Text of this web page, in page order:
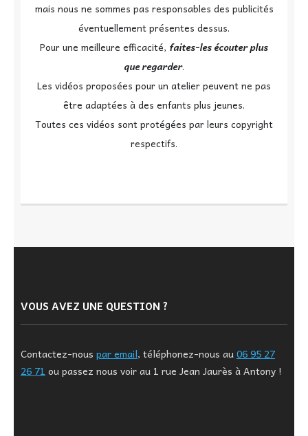
mais nous ne sommes pas responsables des publicités
éventuellement présentes dessus.
Pour une meilleure efficacité, faites-les écouter plus
que regarder.
Les vidéos proposées pour un atelier peuvent ne pas
être adaptées à des enfants plus jeunes.
Toutes ces vidéos sont protégées par leurs copyright
respectifs.
VOUS AVEZ UNE QUESTION ?
Contactez-nous par email, téléphonez-nous au06 95 27
26 71 ou passez nous voir au 1 rue Jean Jaurès à Antony !